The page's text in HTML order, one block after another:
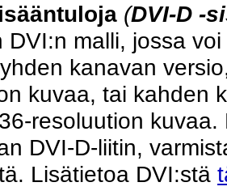
(DVI-D -
DVI:n malli, jossa
kanavan
kuvaa, tai kahden
resoluution
DVI-D-liitin,
Lisätietoa DVI:stä